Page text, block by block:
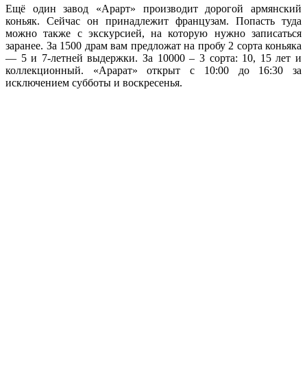
Ещё один завод «Арарт» производит дорогой армянский
коньяк. Сейчас он принадлежит французам. Попасть туда
можно также с экскурсией, на которую нужно записаться
заранее. За 1500 драм вам предложат на пробу 2 сорта коньяка
— 5 и 7-летней выдержки. За 10000 – 3 сорта: 10, 15 лет и
коллекционный. «Арарат» открыт с 10:00 до 16:30 за
исключением субботы и воскресенья.